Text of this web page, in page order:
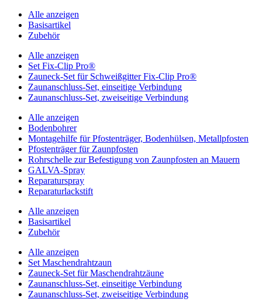
Alle anzeigen
Basisartikel
Zubehör
Alle anzeigen
Set Fix-Clip Pro®
Zauneck-Set für Schweißgitter Fix-Clip Pro®
Zaunanschluss-Set, einseitige Verbindung
Zaunanschluss-Set, zweiseitige Verbindung
Alle anzeigen
Bodenbohrer
Montagehilfe für Pfostenträger, Bodenhülsen, Metallpfosten
Pfostenträger für Zaunpfosten
Rohrschelle zur Befestigung von Zaunpfosten an Mauern
GALVA-Spray
Reparaturspray
Reparaturlackstift
Alle anzeigen
Basisartikel
Zubehör
Alle anzeigen
Set Maschendrahtzaun
Zauneck-Set für Maschendrahtzäune
Zaunanschluss-Set, einseitige Verbindung
Zaunanschluss-Set, zweiseitige Verbindung